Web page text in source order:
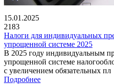
15.01.2025
2183
Налоги для индивидуальных
упрощенной системе 2025
В 2025 году индивидуальным
упрощенной системе
с увеличением обязательных пл
Подробнее